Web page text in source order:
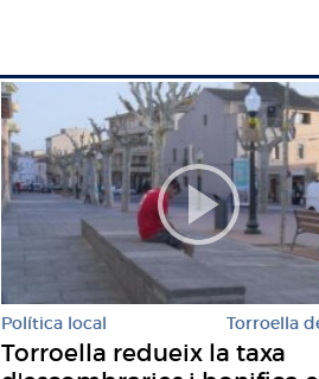
Política local Torroella
Torroella redueix la taxa